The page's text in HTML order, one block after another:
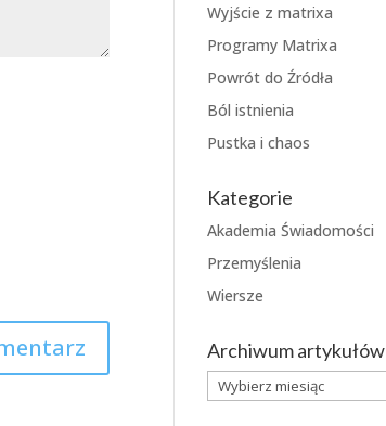
Wyjście z matrixa
Programy Matrixa
Powrót do Źródła
Ból istnienia
Pustka i chaos
Kategorie
Akademia Świadomości
Przemyślenia
Wiersze
Archiwum artykułów
Archiwum
artykułów